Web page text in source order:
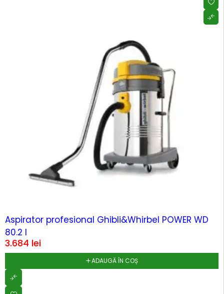
Aspirator profesional Ghibli&Whirbel POWER WD
80.2 I
3.684 lei
ADAUGĂ ÎN COȘ